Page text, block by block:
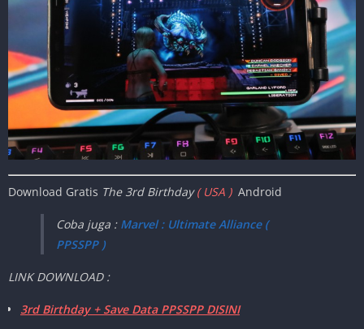
Download Gratis The 3rd Birthday( USA ) Android
Coba juga : Marvel : Ultimate Alliance (
PPSSPP )
LINK DOWNLOAD :
3rd Birthday + Save Data PPSSPP DISINI